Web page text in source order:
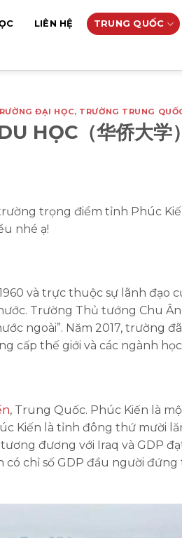
LIÊN HỆ TRUNG QUỐC
ĐẠI HỌC, TRƯỜNG TRUNG
HỌC（华侨大学）
trọng điểm tỉnh Phúc
nhé ạ!
và trực thuộc sự lãnh đạo
Trường Thủ tướng Chu
ngoài”. Năm 2017, trường
cấp thế giới và các ngành
, Trung Quốc. Phúc Kiến là
Kiến là tỉnh đông thứ mười
đương với Iraq và GDP đạt
có chỉ số GDP đầu người